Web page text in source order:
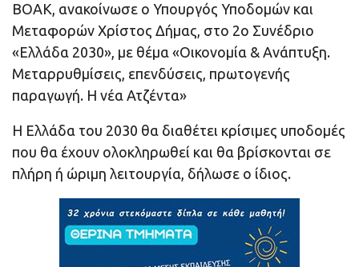
ΒΟΑΚ, ανακοίνωσε ο Υπουργός Υποδομών και
Μεταφορών Χρίστος Δήμας, στο 2ο Συνέδριο
«Ελλάδα 2030», με θέμα «Οικονομία & Ανάπτυξη.
Μεταρρυθμίσεις, επενδύσεις, πρωτογενής
παραγωγή. Η νέα Ατζέντα»
Η Ελλάδα του 2030 θα διαθέτει κρίσιμες υποδομές
που θα έχουν ολοκληρωθεί και θα βρίσκονται σε
πλήρη ή ώριμη λειτουργία, δήλωσε ο ίδιος.